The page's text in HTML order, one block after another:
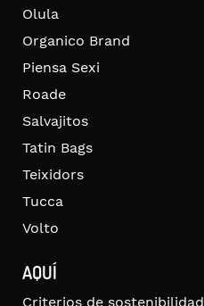
Olula
Organico Brand
Piensa Sexi
Roade
Salvajitos
Tatin Bags
Teixidors
Tucca
Volto
AQUÍ
Criterios de sostenibilidad